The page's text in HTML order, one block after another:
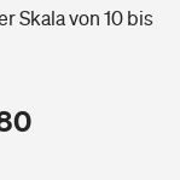
Alter?
Skala von 10 bis